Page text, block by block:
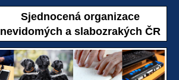
Sjednocená organizace
nevidomých a slabozrakých ČR